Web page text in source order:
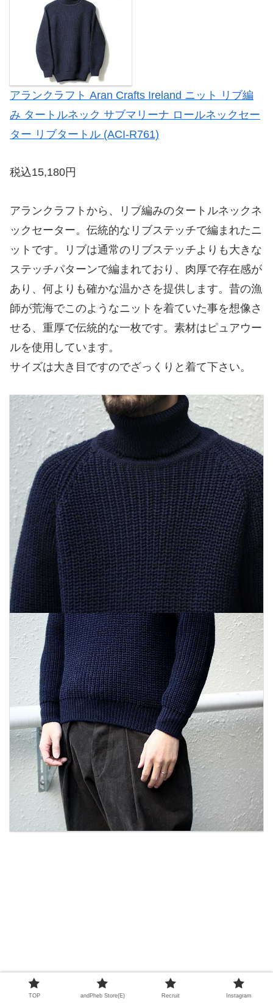
アランクラフト Aran Crafts Ireland ニット リブ編
み タートルネック サブマリーナ ロールネックセー
ター リブタートル (ACI-R761)
税込15,180円
アランクラフトから、リブ編みのタートルネックネ
ックセーター。伝統的なリブステッチで編まれたニ
ットです。リブは通常のリブステッチよりも大きな
ステッチパターンで編まれており、肉厚で存在感が
あり、何よりも確かな温かさを提供します。昔の漁
師が荒海でこのようなニットを着ていた事を想像さ
せる、重厚で伝統的な一枚です。素材はピュアウー
ルを使用しています。
サイズは大き目ですのでざっくりと着て下さい。
TOP andPheb Store(E) Recruit Instagram